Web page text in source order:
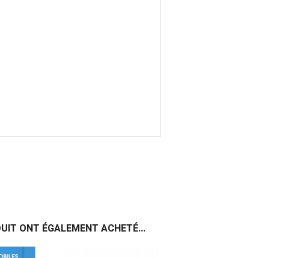
ONT ÉGALEMENT ACHETÉ...